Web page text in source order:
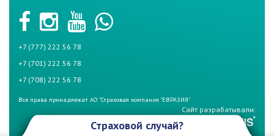
+7 (777) 222 56 78
+7 (701) 222 56 78
+7 (708) 222 56 78
Все права принадлежат АО "Страховая компания "ЕВРАЗИЯ"
Сайт разрабатывали:
Страховой случай?